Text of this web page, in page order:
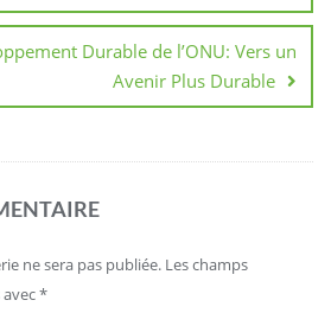
Durable de l’ONU: Vers un
Avenir Plus Durable
ne sera pas publiée. Les champs
*